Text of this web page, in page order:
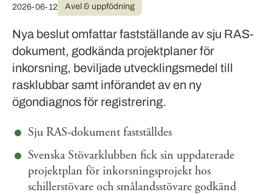
2026-06-12 Avel & uppfödning
Nya beslut omfattar fastställande av sju RAS-
dokument, godkända projektplaner för
inkorsning, beviljade utvecklingsmedel till
rasklubbar samt införandet av en ny
ögondiagnos för registrering.
Sju RAS-dokument fastställdes
Svenska Stövarklubben fick sin uppdaterade
projektplan för inkorsningsprojekt hos
schillerstövare och smålandsstövare godkänd